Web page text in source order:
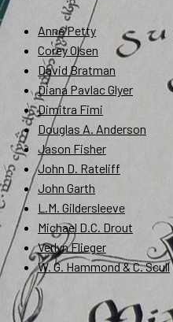
Anne Petty
Corey Olsen
David Bratman
Diana Pavlac Glyer
Dimitra Fimi
Douglas A. Anderson
Jason Fisher
John D. Rateliff
John Garth
L.M. Gildersleeve
Michael D.C. Drout
Verlyn Flieger
W. G. Hammond & C. Scull